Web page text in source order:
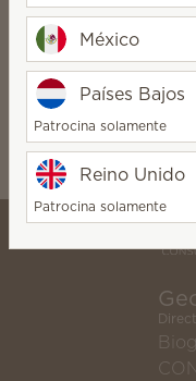
Nuevo
Limpiador para Baño
Frosted Eucalyptus
$275.00
Próximamente
México
Países Bajos
Patrocina solamente
Reino Unido
Patrocina solamente